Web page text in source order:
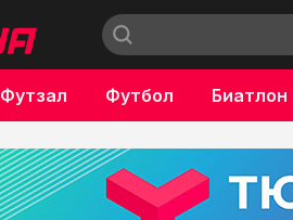
Футзал Футбол Биатлон